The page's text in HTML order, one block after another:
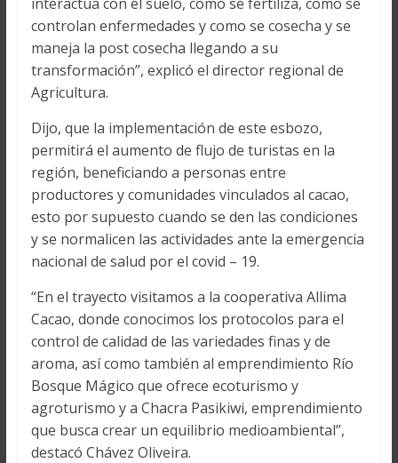
controlan enfermedades y como se cosecha y se
maneja la post cosecha llegando a su
transformación”, explicó el director regional de
Agricultura.
Dijo, que la implementación de este esbozo,
permitirá el aumento de flujo de turistas en la
región, beneficiando a personas entre
productores y comunidades vinculados al cacao,
esto por supuesto cuando se den las condiciones
y se normalicen las actividades ante la emergencia
nacional de salud por el covid – 19.
“En el trayecto visitamos a la cooperativa Allima
Cacao, donde conocimos los protocolos para el
control de calidad de las variedades finas y de
aroma, así como también al emprendimiento Río
Bosque Mágico que ofrece ecoturismo y
agroturismo y a Chacra Pasikiwi, emprendimiento
que busca crear un equilibrio medioambiental”,
destacó Chávez Oliveira.